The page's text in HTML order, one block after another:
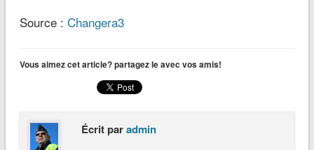
Source : Changera3
Vous aimez cet article? partagez le avec vos amis!
Écrit paradmin